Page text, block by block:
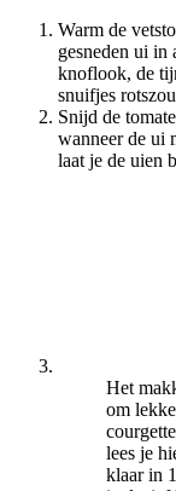
Warm de
gesneden ui in
knoflook, de
snuifjes
Snijd de
wanneer de ui
laat je de uien
Het
om
lees je
klaar in